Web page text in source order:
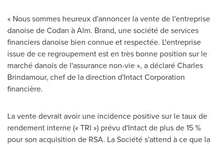
« Nous sommes heureux d'annoncer la vente de l'entreprise
danoise de Codan à Alm. Brand, une société de services
financiers danoise bien connue et respectée. L'entreprise
issue de ce regroupement est en très bonne position sur le
marché danois de l'assurance non-vie », a déclaréCharles
Brindamour, chef de la direction d'Intact Corporation
financière.
La vente devrait avoir une incidence positive sur le taux de
rendement interne (« TRI ») prévu d'Intact de plus de 15 %
pour son acquisition de RSA. La Société s'attend à ce que la